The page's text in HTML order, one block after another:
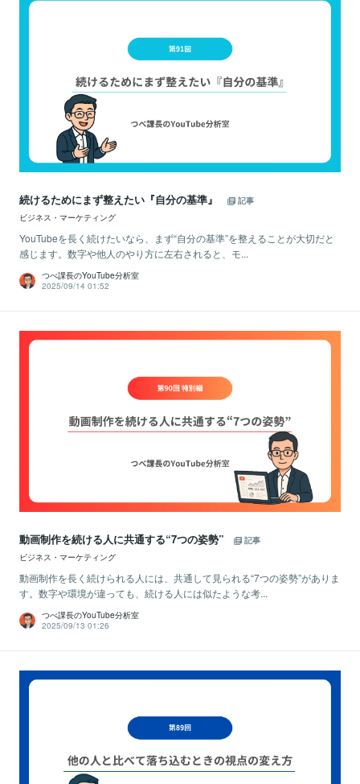
続けるためにまず整えたい『自分の基準』
記事
ビジネス・マーケティング
YouTubeを長く続けたいなら、まず“自分の基準”を整えることが大切だと
感じます。数字や他人のやり方に左右されると、モ...
つべ課長のYouTube分析室
2025/09/14 01:52
動画制作を続ける人に共通する“7つの姿勢”
記事
ビジネス・マーケティング
動画制作を長く続けられる人には、共通して見られる“7つの姿勢”がありま
す。数字や環境が違っても、続ける人には似たような考...
つべ課長のYouTube分析室
2025/09/13 01:26